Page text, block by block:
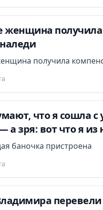
женщина
получила
что я сошла с
а зря: вот что я из
баночка пристроена